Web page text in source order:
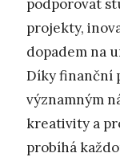
podporovat
projekty,
dopadem na
Díky finanční
významným
kreativity a
probíhá